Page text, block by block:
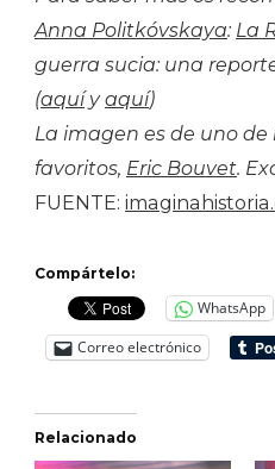
Anna Politkóvskaya: La
guerra sucia: una
(aquíyaquí)
La imagen es de uno
favoritos, Eric Bouvet.
FUENTE:
Compártelo:
WhatsApp
Correo electrónico
Relacionado